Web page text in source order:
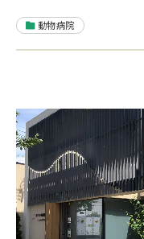
動物病院